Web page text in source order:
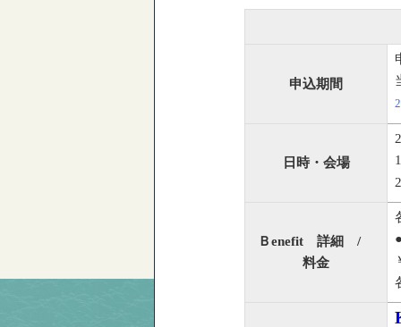
申込期間
日時・会場
Ｂenefit 詳細 /
料金